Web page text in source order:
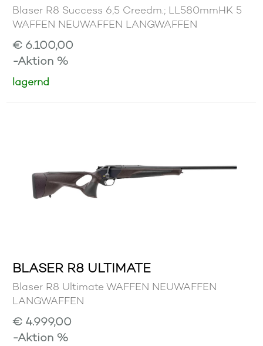
Blaser R8 Success 6,5 Creedm.; LL580mmHK 5
WAFFEN NEUWAFFEN LANGWAFFEN
€ 6.100,00
-Aktion %
lagernd
BLASER R8 ULTIMATE
Blaser R8 Ultimate WAFFEN NEUWAFFEN
LANGWAFFEN
€ 4.999,00
-Aktion %